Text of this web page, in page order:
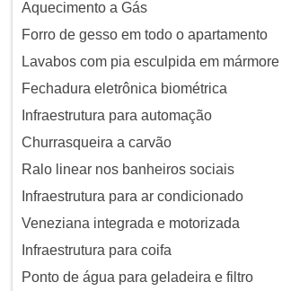
Aquecimento a Gás
Forro de gesso em todo o apartamento
Lavabos com pia esculpida em mármore
Fechadura eletrônica biométrica
Infraestrutura para automação
Churrasqueira a carvão
Ralo linear nos banheiros sociais
Infraestrutura para ar condicionado
Veneziana integrada e motorizada
Infraestrutura para coifa
Ponto de água para geladeira e filtro